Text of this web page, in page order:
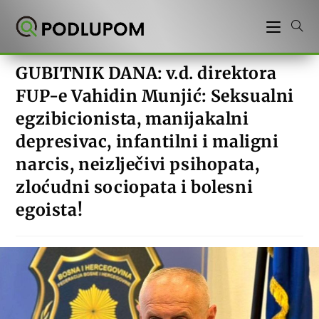
GUBITNIK DANA: v.d. direktora
FUP-e Vahidin Munjić: Seksualni
egzibicionista, manijakalni
depresivac, infantilni i maligni
narcis, neizlječivi psihopata,
zloćudni sociopata i bolesni
egoista!